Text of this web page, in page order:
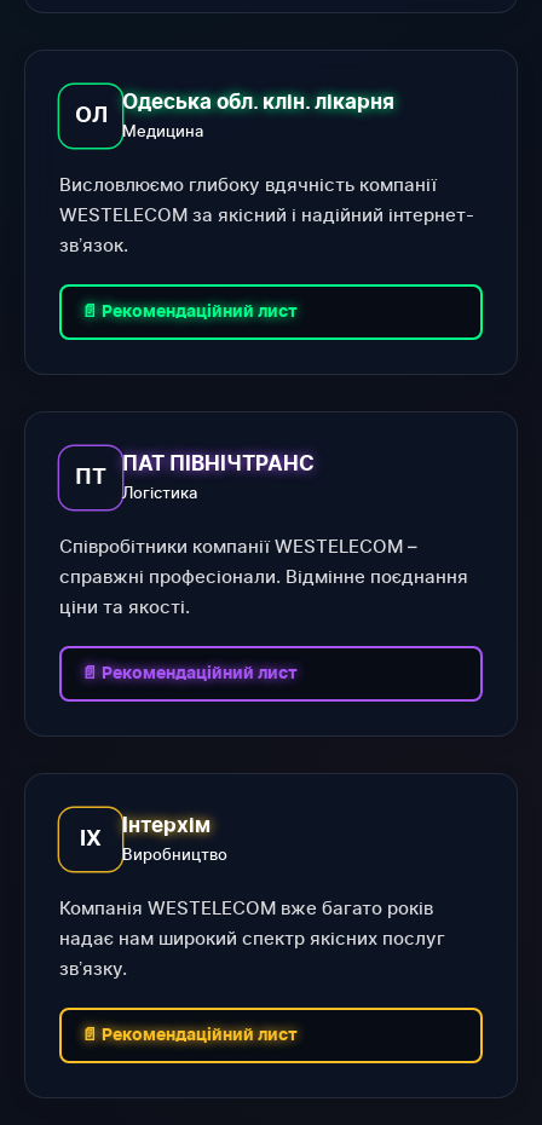
ОЛ
Одеська обл. клін. лікарня
Медицина
Висловлюємо глибоку вдячність компанії
WESTELECOM за якісний і надійний інтернет-
звʼязок.
📄 Рекомендаційний лист
ПТ
ПАТ ПІВНІЧТРАНС
Логістика
Співробітники компанії WESTELECOM –
справжні професіонали. Відмінне поєднання
ціни та якості.
📄 Рекомендаційний лист
ІХ
Інтерхім
Виробництво
Компанія WESTELECOM вже багато років
надає нам широкий спектр якісних послуг
звʼязку.
📄 Рекомендаційний лист